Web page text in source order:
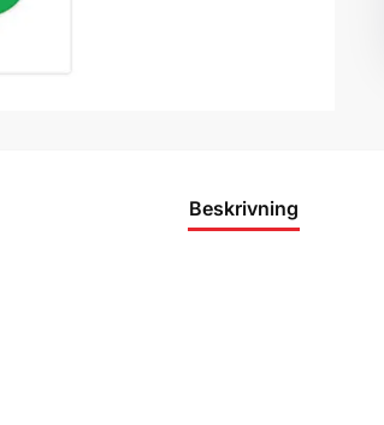
Beskrivning